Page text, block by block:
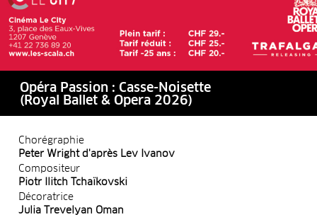
Opéra Passion : Casse-Noisette
(Royal Ballet & Opera 2026)
Chorégraphie
Peter Wright d'après Lev Ivanov
Compositeur
Piotr Ilitch Tchaïkovski
Décoratrice
Julia Trevelyan Oman